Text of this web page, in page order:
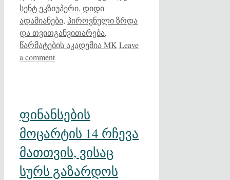
სენტ ეკზიუპერი, დიდი
ადამიანები, პიროვნული ზრდა
და თვითგანვითარება,
წარმატების აკადემია MK Leave
a comment
ფინანსების
მოცარტის 14 რჩევა
მათთვის, ვისაც
სურს გაზარდოს